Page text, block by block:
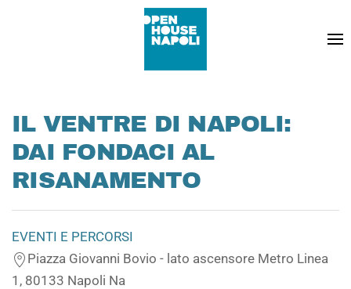
IL VENTRE DI NAPOLI:
DAI FONDACI AL
RISANAMENTO
EVENTI E PERCORSI
Piazza Giovanni Bovio - lato ascensore Metro Linea
1, 80133 Napoli Na